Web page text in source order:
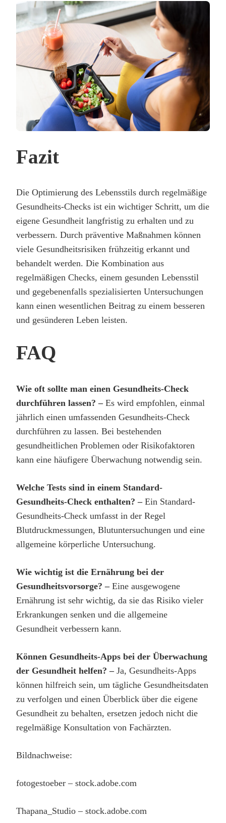
Fazit
Die Optimierung des Lebensstils durch regelmäßige
Gesundheits-Checks ist ein wichtiger Schritt, um die
eigene Gesundheit langfristig zu erhalten und zu
verbessern. Durch präventive Maßnahmen können
viele Gesundheitsrisiken frühzeitig erkannt und
behandelt werden. Die Kombination aus
regelmäßigen Checks, einem gesunden Lebensstil
und gegebenenfalls spezialisierten Untersuchungen
kann einen wesentlichen Beitrag zu einem besseren
und gesünderen Leben leisten.
FAQ
Wie oft sollte man einen Gesundheits-Check
durchführen lassen? – Es wird empfohlen, einmal
jährlich einen umfassenden Gesundheits-Check
durchführen zu lassen. Bei bestehenden
gesundheitlichen Problemen oder Risikofaktoren
kann eine häufigere Überwachung notwendig sein.
Welche Tests sind in einem Standard-
Gesundheits-Check enthalten? – Ein Standard-
Gesundheits-Check umfasst in der Regel
Blutdruckmessungen, Blutuntersuchungen und eine
allgemeine körperliche Untersuchung.
Wie wichtig ist die Ernährung bei der
Gesundheitsvorsorge? – Eine ausgewogene
Ernährung ist sehr wichtig, da sie das Risiko vieler
Erkrankungen senken und die allgemeine
Gesundheit verbessern kann.
Können Gesundheits-Apps bei der Überwachung
der Gesundheit helfen? – Ja, Gesundheits-Apps
können hilfreich sein, um tägliche Gesundheitsdaten
zu verfolgen und einen Überblick über die eigene
Gesundheit zu behalten, ersetzen jedoch nicht die
regelmäßige Konsultation von Fachärzten.
Bildnachweise:
fotogestoeber – stock.adobe.com
Thapana_Studio – stock.adobe.com